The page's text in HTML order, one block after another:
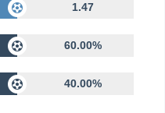
1.47
60.00%
40.00%